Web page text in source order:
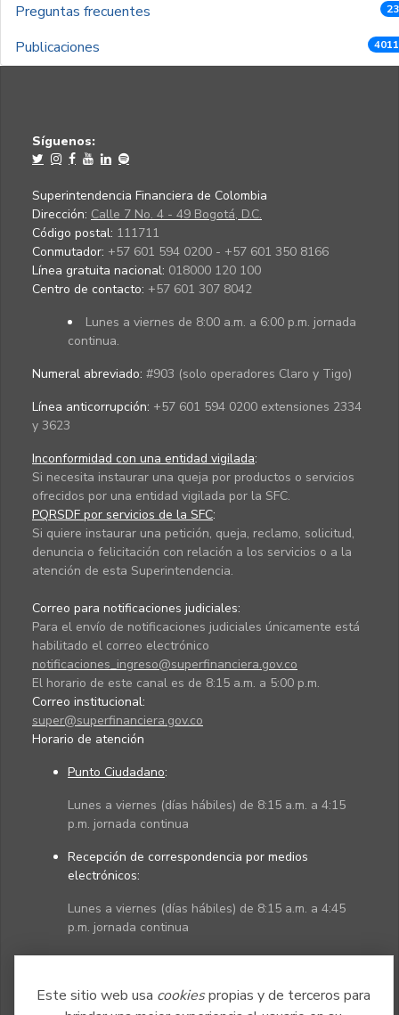
Este sitio web usa cookiespropias y de terceros para
Preguntas frecuentes
Publicaciones
Síguenos:
Superintendencia Financiera de Colombia
Dirección: Calle 7 No. 4 - 49 Bogotá, D.C.
Código postal: 111711
Conmutador: +57 601 594 0200 - +57 601 350 8166
Línea gratuita nacional: 018000 120 100
Centro de contacto: +57 601 307 8042
Lunes a viernes de 8:00 a.m. a 6:00 p.m. jornada
continua.
Numeral abreviado: #903 (solo operadores Claro y Tigo)
Línea anticorrupción: +57 601 594 0200 extensiones 2334
y 3623
Inconformidad con una entidad vigilada:
Si necesita instaurar una queja por productos o servicios
ofrecidos por una entidad vigilada por la SFC.
PQRSDF por servicios de la SFC:
Si quiere instaurar una petición, queja, reclamo, solicitud,
denuncia o felicitación con relación a los servicios o a la
atención de esta Superintendencia.
Correo para notificaciones judiciales:
Para el envío de notificaciones judiciales únicamente está
habilitado el correo electrónico
notificaciones_ingreso@superfinanciera.gov.co
El horario de este canal es de 8:15 a.m. a 5:00 p.m.
Correo institucional:
super@superfinanciera.gov.co
Horario de atención
Punto Ciudadano:
Lunes a viernes (días hábiles) de 8:15 a.m. a 4:15
p.m. jornada continua
Recepción de correspondencia por medios
electrónicos:
Lunes a viernes (días hábiles) de 8:15 a.m. a 4:45
p.m. jornada continua